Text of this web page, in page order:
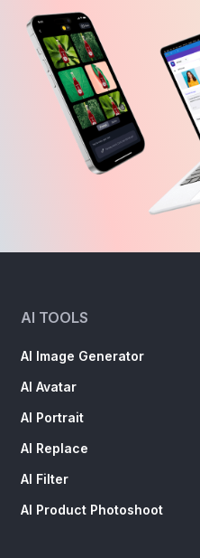
AI TOOLS
AI Image Generator
AI Avatar
AI Portrait
AI Replace
AI Filter
AI Product Photoshoot